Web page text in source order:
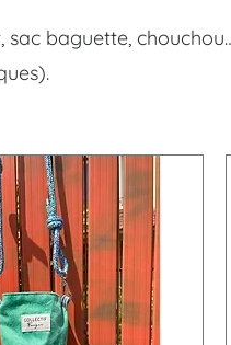
sac baguette,